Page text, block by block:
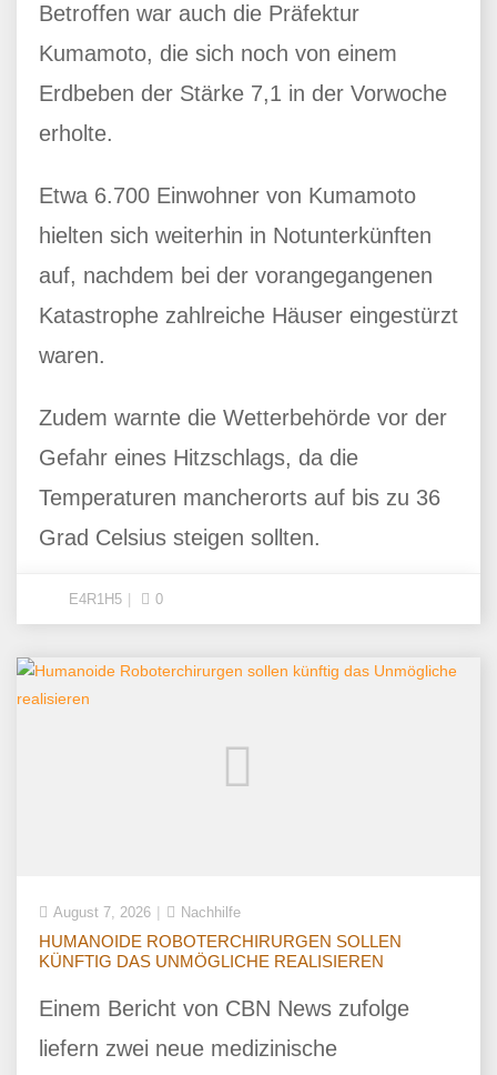
Betroffen war auch die Präfektur
Kumamoto, die sich noch von einem
Erdbeben der Stärke 7,1 in der Vorwoche
erholte.
Etwa 6.700 Einwohner von Kumamoto
hielten sich weiterhin in Notunterkünften
auf, nachdem bei der vorangegangenen
Katastrophe zahlreiche Häuser eingestürzt
waren.
Zudem warnte die Wetterbehörde vor der
Gefahr eines Hitzschlags, da die
Temperaturen mancherorts auf bis zu 36
Grad Celsius steigen sollten.
E4R1H5 0
August 7, 2026 Nachhilfe
HUMANOIDE ROBOTERCHIRURGEN SOLLEN
KÜNFTIG DAS UNMÖGLICHE REALISIEREN
Einem Bericht von CBN News zufolge
liefern zwei neue medizinische